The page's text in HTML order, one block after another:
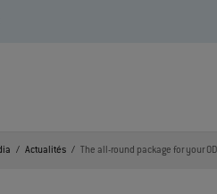
Actualités The all-round package for your